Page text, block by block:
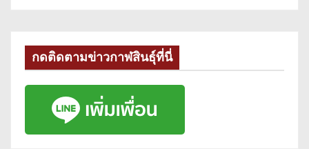
กดติดตามข่าวกาฬสินธุ์ที่นี่